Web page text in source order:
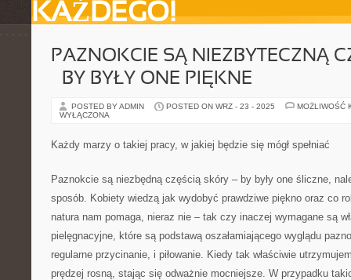
KAŻDEGO!
PAZNOKCIE SĄ NIEZBYTECZNĄ
– BY BYŁY ONE PIĘKNE
POSTED BY ADMIN POSTED ON WRZ - 23 - 2025
MOŻLIWOŚĆ
WYŁĄCZONA
Każdy marzy o takiej pracy, w jakiej będzie się mógł spełniać
Paznokcie są niezbędną częścią skóry – by były one śliczne,
sposób. Kobiety wiedzą jak wydobyć prawdziwe piękno oraz co
natura nam pomaga, nieraz nie – tak czy inaczej wymagane są
pielęgnacyjne, które są podstawą oszałamiającego wyglądu
regularne przycinanie, i piłowanie. Kiedy tak właściwie
prędzej rosną, stając się odważnie mocniejsze. W przypadku